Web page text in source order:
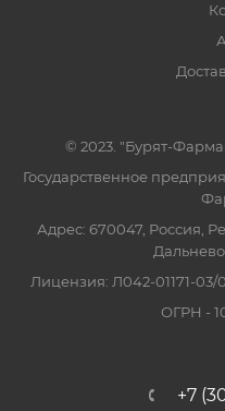
© 2023. "Бурят-
Государственное
Адрес: 670047, Россия,
Лицензия: Л042-01171-03/
ОГРН -
+7